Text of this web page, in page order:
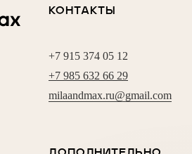
КОНТАКТЫ
+7 915 374 05 12
+7 985 632 66 29
milaandmax.ru@gmail.com